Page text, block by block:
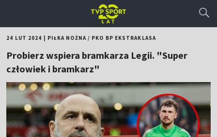
24 LUT 2024 PIŁKA NOŻNA/ PKO BP EKSTRAKLASA
Probierz wspiera bramkarza Legii. "Super
człowiek i bramkarz"